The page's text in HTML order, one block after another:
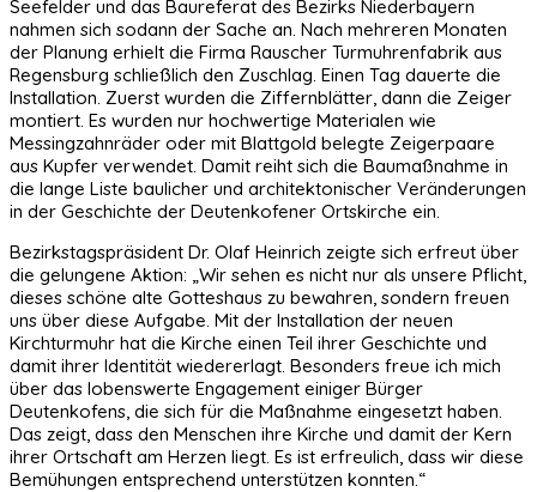
Seefelder und das Baureferat des Bezirks Niederbayern
nahmen sich sodann der Sache an. Nach mehreren Monaten
der Planung erhielt die Firma Rauscher Turmuhrenfabrik aus
Regensburg schließlich den Zuschlag. Einen Tag dauerte die
Installation. Zuerst wurden die Ziffernblätter, dann die Zeiger
montiert. Es wurden nur hochwertige Materialen wie
Messingzahnräder oder mit Blattgold belegte Zeigerpaare
aus Kupfer verwendet. Damit reiht sich die Baumaßnahme in
die lange Liste baulicher und architektonischer Veränderungen
in der Geschichte der Deutenkofener Ortskirche ein.
Bezirkstagspräsident Dr. Olaf Heinrich zeigte sich erfreut über
die gelungene Aktion: „Wir sehen es nicht nur als unsere Pflicht,
dieses schöne alte Gotteshaus zu bewahren, sondern freuen
uns über diese Aufgabe. Mit der Installation der neuen
Kirchturmuhr hat die Kirche einen Teil ihrer Geschichte und
damit ihrer Identität wiedererlagt. Besonders freue ich mich
über das lobenswerte Engagement einiger Bürger
Deutenkofens, die sich für die Maßnahme eingesetzt haben.
Das zeigt, dass den Menschen ihre Kirche und damit der Kern
ihrer Ortschaft am Herzen liegt. Es ist erfreulich, dass wir diese
Bemühungen entsprechend unterstützen konnten.“